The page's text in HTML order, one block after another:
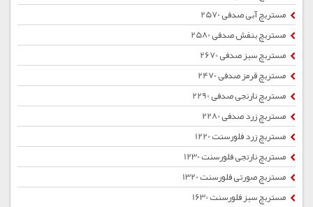
مستربچ آبی صدفی 2570
مستربچ بنفش صدفی 2580
مستربچ سبز صدفی 2670
مستربچ قرمز صدفی 2470
مستربچ نارنجی صدفی 2290
مستربچ زرد صدفی 2280
مستربچ زرد فلورسنت 1220
مستربچ نارنجی فلورسنت 1230
مستربچ صورتی فلورسنت 1320
مستربچ سبز فلورسنت 1630